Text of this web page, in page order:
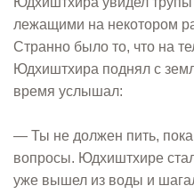
лежащими на некотором
Странно было то, что на
Юдхиштхира поднял с
время услышал:
— Ты не должен пить,
вопросы. Юдхиштхире
уже вышел из воды и